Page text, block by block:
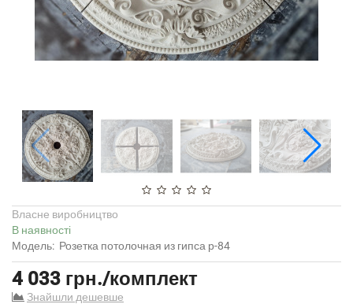
Власне виробництво
В наявності
Модель: Розетка потолочная из гипса р-84
4 033 грн./комплект
Знайшли дешевше